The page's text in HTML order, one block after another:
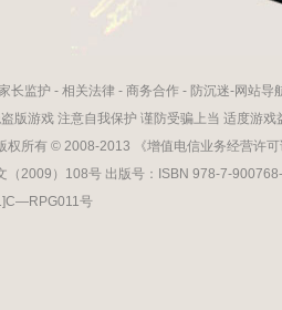
长监护 - 相关法律 - 商务合作 - 防沉迷-网站导
版游戏 注意自我保护 谨防受骗上当 适度游
权所有 © 2008-2013 《增值电信业务经营许
（2009）108号 出版号：ISBN 978-7-
号